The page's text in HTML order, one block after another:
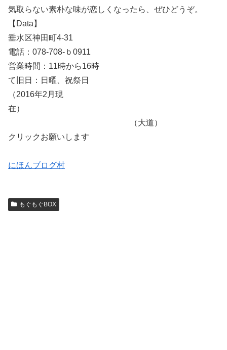
気取らない素朴な味が恋しくなったら、ぜひどうぞ。
【Data】
垂水区神田町4-31
電話：078-708-ｂ0911
営業時間：11時から16時
て旧日：日曜、祝祭日
（2016年2月現
在）
（大道）
クリックお願いします
にほんブログ村
もぐもぐBOX